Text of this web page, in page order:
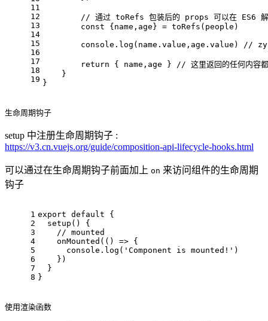
11
12
13
14
15
16
17
18
19
// 通过 toRefs 包装后的 props 可以在 ES6 解
const {name,age} = toRefs (people)
console . log (name. value ,age. value ) //
return { name,age }
// 这里返回的任何内容
    }
}
生命周期钩子
setup 中注册生命周期钩子 :
https://v3.cn.vuejs.org/guide/composition-api-lifecycle-hooks.html
可以通过在生命周期钩子前面加上 on 来访问组件的生命周期
钩子
1
2
3
4
5
6
7
8
export default {
setup ( ) {
// mounted
onMounted ( () => {
console . log ( 'Component is mounted!' )
    })
  }
}
使用渲染函数